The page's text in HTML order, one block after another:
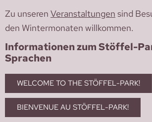
Zu unseren Veranstaltungen sind
den Wintermonaten willkommen.
Informationen zum Stöffel-
Sprachen
WELCOME TO THE STÖFFEL-PARK!
BIENVENUE AU STÖFFEL-PARK!